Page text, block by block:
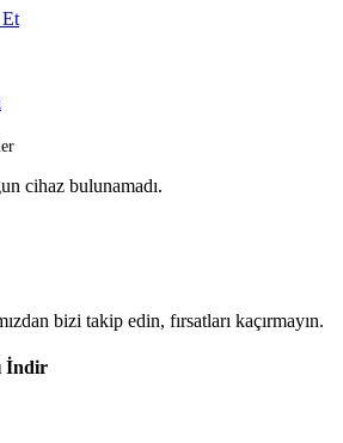
cihaz bulunamadı.
bizi takip edin, fırsatları kaçırmayın.
İndir